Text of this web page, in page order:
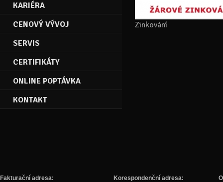
KARIÉRA
CENOVÝ VÝVOJ
SERVIS
CERTIFIKÁTY
ONLINE POPTÁVKA
KONTAKT
Zinkování
Fakturační adresa: Korespondenční adresa: